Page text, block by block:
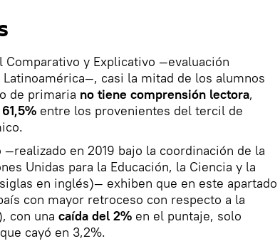
Comparativo y Explicativo —evaluación
Latinoamérica—, casi la mitad de los alumnos
de primaria no tiene comprensión lectora,
61,5% entre los provenientes del tercil de
en 2019 bajo la coordinación de la
Unidas para la Educación, la Ciencia y la
en inglés)— exhiben que en este apartado
con mayor retroceso con respecto a la
con una caída del 2% en el puntaje, solo
cayó en 3,2%.